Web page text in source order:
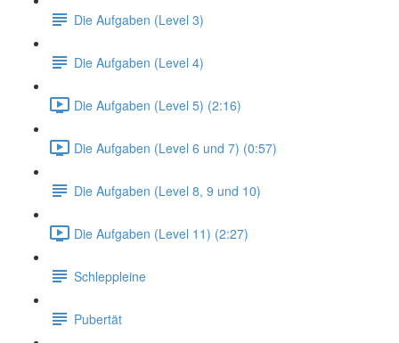
Die Aufgaben (Level 3)
Die Aufgaben (Level 4)
Die Aufgaben (Level 5) (2:16)
Die Aufgaben (Level 6 und 7) (0:57)
Die Aufgaben (Level 8, 9 und 10)
Die Aufgaben (Level 11) (2:27)
Schleppleine
Pubertät